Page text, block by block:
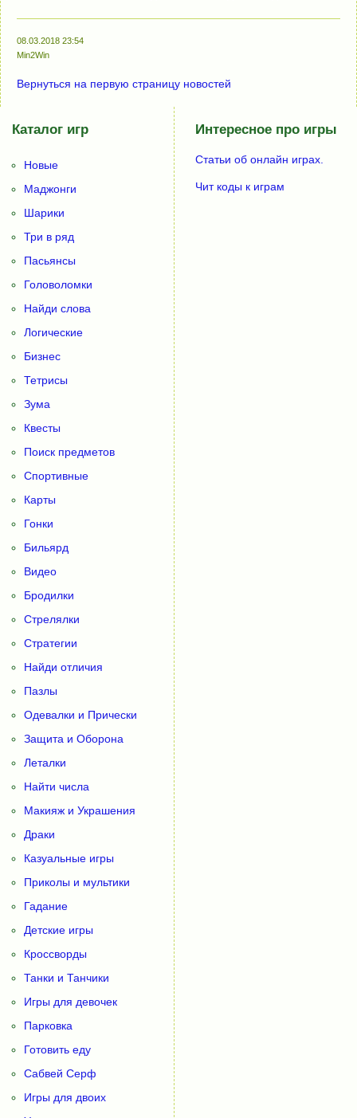
08.03.2018 23:54
Min2Win
Вернуться на первую страницу новостей
Каталог игр
Новые
Маджонги
Шарики
Три в ряд
Пасьянсы
Головоломки
Найди слова
Логические
Бизнес
Тетрисы
Зума
Квесты
Поиск предметов
Спортивные
Карты
Гонки
Бильярд
Видео
Бродилки
Стрелялки
Стратегии
Найди отличия
Пазлы
Одевалки и Прически
Защита и Оборона
Леталки
Найти числа
Макияж и Украшения
Драки
Казуальные игры
Приколы и мультики
Гадание
Детские игры
Кроссворды
Танки и Танчики
Игры для девочек
Парковка
Готовить еду
Сабвей Серф
Игры для двоих
Интересное про игры
Статьи об онлайн играх.
Чит коды к играм